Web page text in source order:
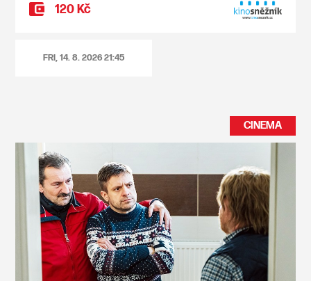
120 Kč
FRI, 14. 8. 202621:45
CINEMA